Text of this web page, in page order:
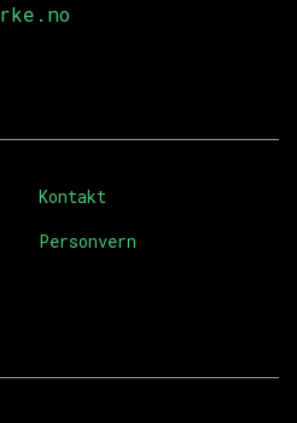
Kontakt
Personvern